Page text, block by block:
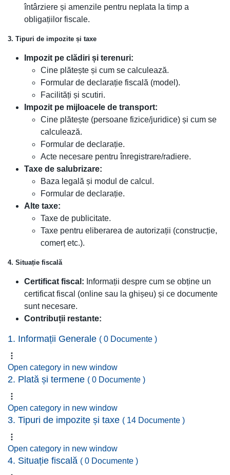
întârziere și amenzile pentru neplata la timp a
obligațiilor fiscale.
3. Tipuri de impozite și taxe
Impozit pe clădiri și terenuri:
Cine plătește și cum se calculează.
Formular de declarație fiscală (model).
Facilități și scutiri.
Impozit pe mijloacele de transport:
Cine plătește (persoane fizice/juridice) și cum se
calculează.
Formular de declarație.
Acte necesare pentru înregistrare/radiere.
Taxe de salubrizare:
Baza legală și modul de calcul.
Formular de declarație.
Alte taxe:
Taxe de publicitate.
Taxe pentru eliberarea de autorizații (construcție,
comerț etc.).
4. Situație fiscală
Certificat fiscal: Informații despre cum se obține un
certificat fiscal (online sau la ghișeu) și ce documente
sunt necesare.
Contribuții restante:
1. Informații Generale ( 0 Documente )
Open category in new window
2. Plată și termene ( 0 Documente )
Open category in new window
3. Tipuri de impozite și taxe ( 14 Documente )
Open category in new window
4. Situație fiscală ( 0 Documente )